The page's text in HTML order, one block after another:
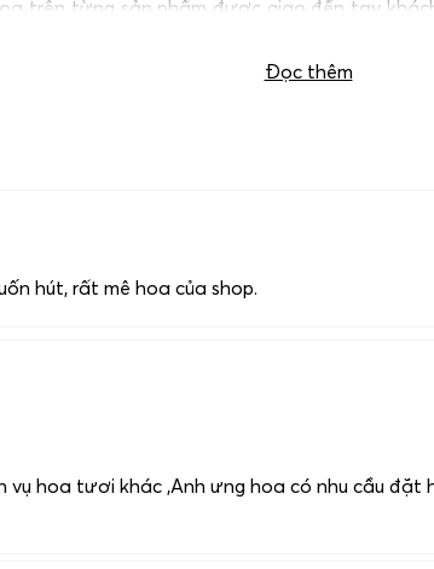
trên từng sản phẩm được giao đến tay
Đọc thêm
hút, rất mê hoa của shop.
vụ hoa tươi khác ,Anh ưng hoa có nhu cầu